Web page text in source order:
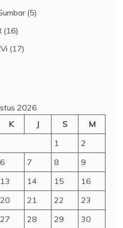
(5)
(16)
(17)
2026
K J S
M
1
2
6 7 8
9
13 14 15
16
20 21 22
23
27 28 29
30